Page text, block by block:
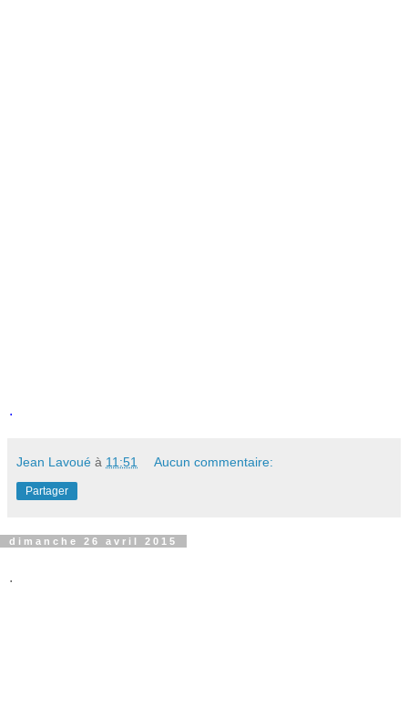
.
Jean Lavoué à 11:51 Aucun commentaire:
Partager
dimanche 26 avril 2015
.